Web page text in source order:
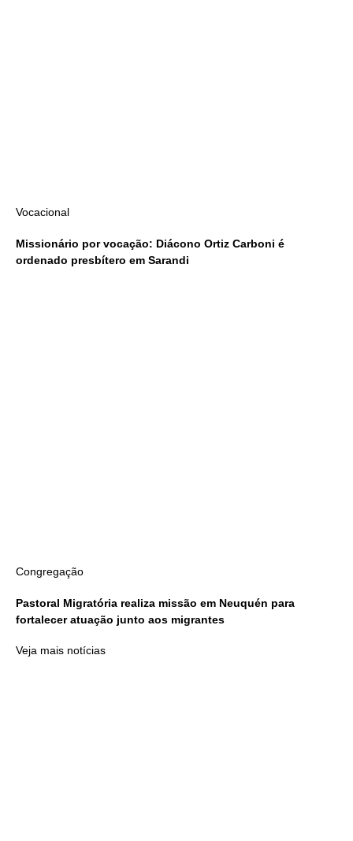
Vocacional
Missionário por vocação: Diácono Ortiz Carboni é
ordenado presbítero em Sarandi
Congregação
Pastoral Migratória realiza missão em Neuquén para
fortalecer atuação junto aos migrantes
Veja mais notícias